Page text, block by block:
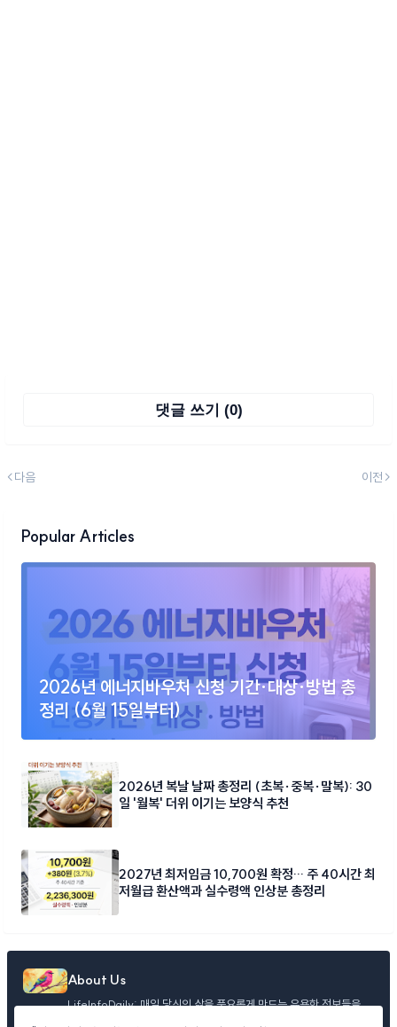
댓글 쓰기 (0)
다음 이전
Popular Articles
2026년 에너지바우처 신청 기간·대상·방법 총
정리 (6월 15일부터)
2026년 복날 날짜 총정리 (초복·중복·말복): 30
일 '월복' 더위 이기는 보양식 추천
2027년 최저임금 10,700원 확정… 주 40시간 최
저월급 환산액과 실수령액 인상분 총정리
About Us
LifeInfoDaily: 매일 당신의 삶을 풍요롭게 만드는 유용한 정보들을